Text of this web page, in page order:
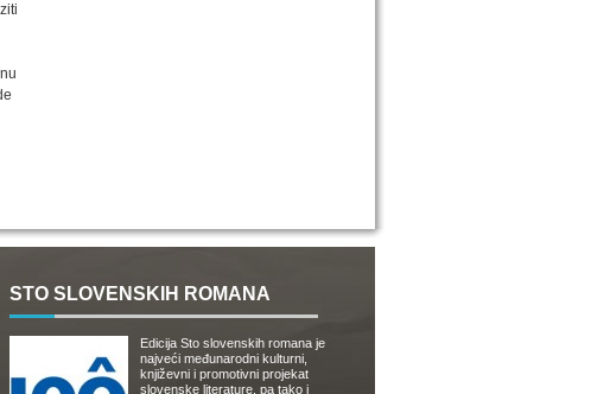
STO SLOVENSKIH ROMANA
Edicija Sto slovenskih romana je
najveći međunarodni kulturni,
književni i promotivni projekat
slovenske literature, pa tako i